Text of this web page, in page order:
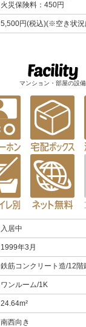
火災保険料：450円
5,500円(税込)(※空き状
マンション・部屋の設備
入居中
1999年3月
鉄筋コンクリート造/12階
ワンルーム/1K
24.64m²
南西向き